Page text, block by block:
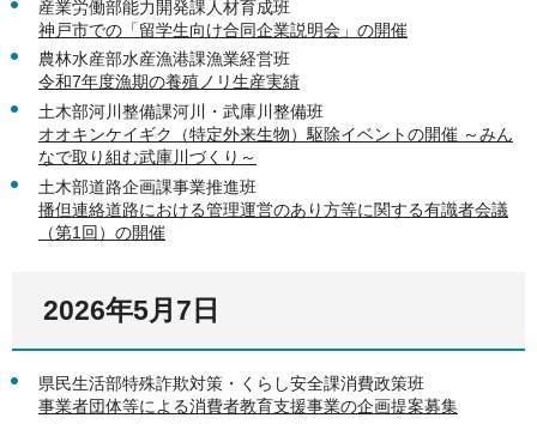
産業労働部能力開発課人材育成班
神戸市での「留学生向け合同企業説明会」の開催
農林水産部水産漁港課漁業経営班
令和7年度漁期の養殖ノリ生産実績
土木部河川整備課河川・武庫川整備班
オオキンケイギク（特定外来生物）駆除イベントの開催 ～みん
なで取り組む武庫川づくり～
土木部道路企画課事業推進班
播但連絡道路における管理運営のあり方等に関する有識者会議
（第1回）の開催
2026年5月7日
県民生活部特殊詐欺対策・くらし安全課消費政策班
事業者団体等による消費者教育支援事業の企画提案募集